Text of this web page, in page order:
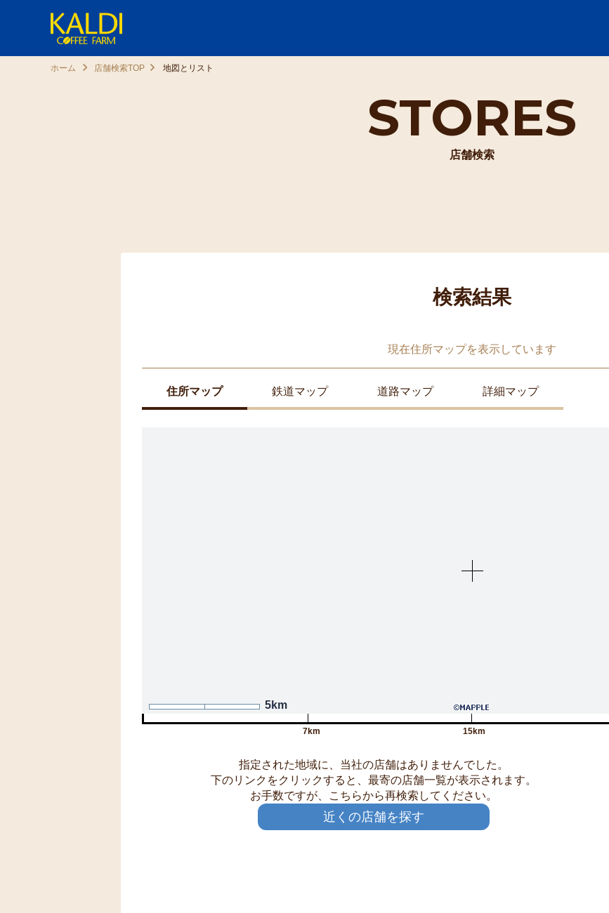
STORES
店舗検索
ホーム 店舗検索TOP 地図とリスト
検索結果
現在住所マップを表示しています
住所マップ 鉄道マップ 道路マップ 詳細マップ
5km
7km 15km
指定された地域に、当社の店舗はありませんでした。
下のリンクをクリックすると、最寄の店舗一覧が表示されます。
お手数ですが、こちらから再検索してください。
近くの店舗を探す